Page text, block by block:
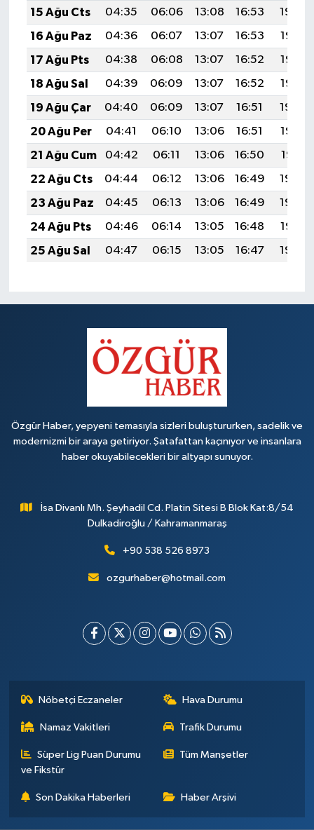
15 Ağu Cts
04:35 06:06 13:08 16:53
19:59
16 Ağu Paz
04:36 06:07 13:07 16:53
19:58
17 Ağu Pts
04:38 06:08 13:07 16:52
19:57
18 Ağu Sal
04:39 06:09 13:07 16:52
19:55
19 Ağu Çar
04:40 06:09 13:07 16:51
19:54
20 Ağu Per
04:41 06:10 13:06 16:51
19:53
21 Ağu Cum
04:42 06:11 13:06 16:50
19:51
22 Ağu Cts
04:44 06:12 13:06 16:49
19:50
23 Ağu Paz
04:45 06:13 13:06 16:49
19:49
24 Ağu Pts
04:46 06:14 13:05 16:48
19:47
25 Ağu Sal
04:47 06:15 13:05 16:47 19:46
Özgür Haber, yepyeni temasıyla sizleri buluştururken, sadelik ve
modernizmi bir araya getiriyor. Şatafattan kaçınıyor ve insanlara
haber okuyabilecekleri bir altyapı sunuyor.
İsa Divanlı Mh. Şeyhadil Cd. Platin Sitesi B Blok Kat:8/54
Dulkadiroğlu / Kahramanmaraş
+90 538 526 8973
ozgurhaber@hotmail.com
Nöbetçi Eczaneler Hava Durumu
Namaz Vakitleri Trafik Durumu
Süper Lig Puan Durumu
ve Fikstür
Tüm Manşetler
Son Dakika Haberleri Haber Arşivi